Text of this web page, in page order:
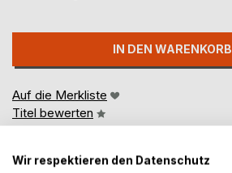
IN DEN WARENKORB
Auf die Merkliste
Titel bewerten
Wir respektieren den Datenschutz